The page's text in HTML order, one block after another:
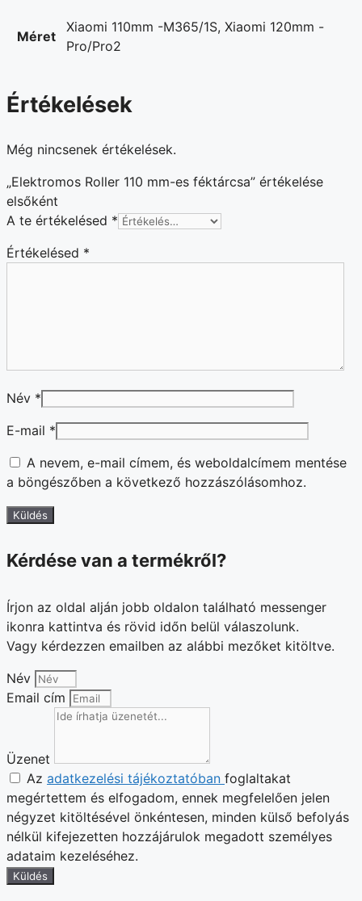
Méret
Xiaomi 110mm -M365/1S, Xiaomi 120mm -
Pro/Pro2
Értékelések
Még nincsenek értékelések.
„Elektromos Roller 110 mm-es féktárcsa” értékelése
elsőként
A te értékelésed *
Értékelésed *
Név *
E-mail *
A nevem, e-mail címem, és weboldalcímem mentése
a böngészőben a következő hozzászólásomhoz.
Kérdése van a termékről?
Írjon az oldal alján jobb oldalon található messenger
ikonra kattintva és rövid időn belül válaszolunk.
Vagy kérdezzen emailben az alábbi mezőket kitöltve.
Név
Email cím
Üzenet
Az adatkezelési tájékoztatóban foglaltakat
megértettem és elfogadom, ennek megfelelően jelen
négyzet kitöltésével önkéntesen, minden külső befolyás
nélkül kifejezetten hozzájárulok megadott személyes
adataim kezeléséhez.
Küldés